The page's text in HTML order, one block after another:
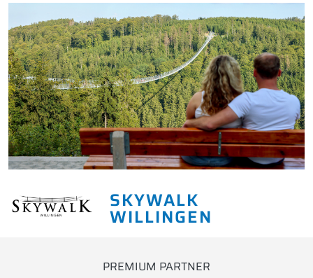
SKYWALK
WILLINGEN
PREMIUM PARTNER